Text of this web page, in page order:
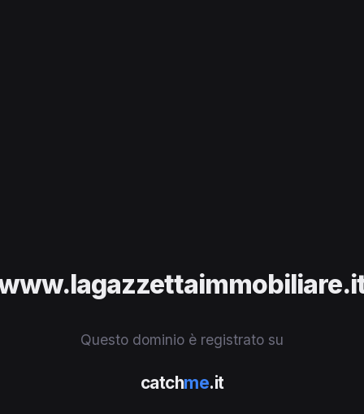
Questo dominio è registrato su
catchme.it